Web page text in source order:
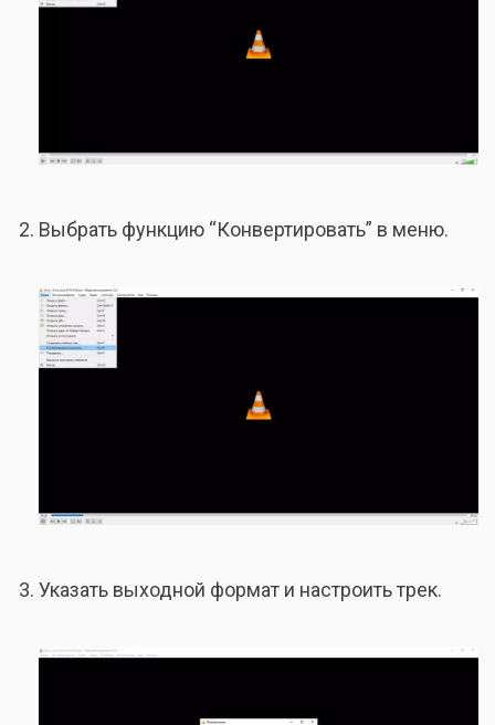
Выбрать функцию “Конвертировать” в меню.
Указать выходной формат и настроить трек.